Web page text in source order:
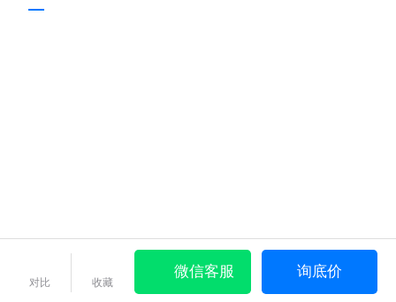
对比 收藏
微信客服 询底价